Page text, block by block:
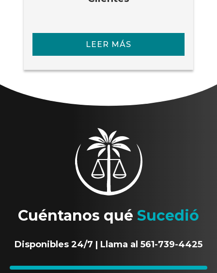
LEER MÁS
Cuéntanos qué Sucedió
Disponibles 24/7 | Llama al 561-739-4425